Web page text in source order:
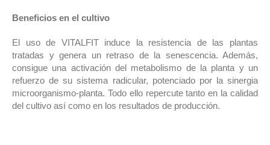
Beneficios en el cultivo
El uso de VITALFIT induce la resistencia de las plantas
tratadas y genera un retraso de la senescencia. Además,
consigue una activación del metabolismo de la planta y un
refuerzo de su sistema radicular, potenciado por la sinergia
microorganismo-planta. Todo ello repercute tanto en la calidad
del cultivo así como en los resultados de producción.